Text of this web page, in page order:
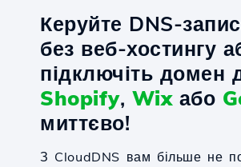
Керуйте DNS-
без веб-хостингу
підключіть домен
Shopify, Wixабо
миттєво!
З CloudDNS вам більше не